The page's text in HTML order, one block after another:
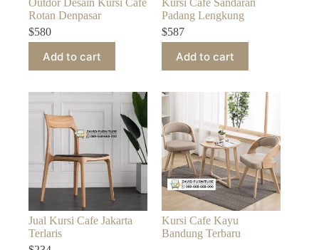
Outdor Desain Kursi Cafe
Rotan Denpasar
$580
Add to cart
Kursi Cafe Sandaran
Padang Lengkung
$587
Add to cart
Jual Kursi Cafe Jakarta
Terlaris
Kursi Cafe Kayu
Bandung Terbaru